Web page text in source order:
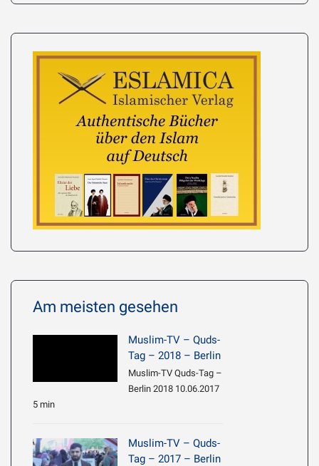
Am meisten gesehen
Muslim-TV – Quds-
Tag – 2018 – Berlin
Muslim-TV Quds-Tag –
Berlin 2018 10.06.2017
5 min
Muslim-TV – Quds-
Tag – 2017 – Berlin